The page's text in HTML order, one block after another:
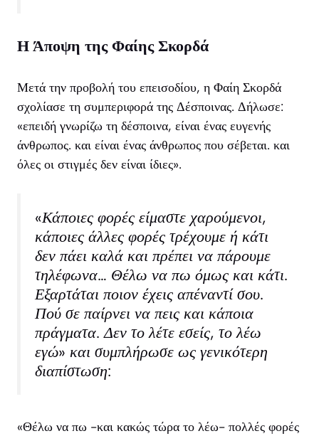
Η Άποψη της Φαίης Σκορδά
Μετά την προβολή του επεισοδίου, η Φαίη Σκορδά
σχολίασε τη συμπεριφορά της Δέσποινας. Δήλωσε:
«επειδή γνωρίζω τη δέσποινα, είναι ένας ευγενής
άνθρωπος. και είναι ένας άνθρωπος που σέβεται. και
όλες οι στιγμές δεν είναι ίδιες».
«Κάποιες φορές είμαστε χαρούμενοι,
κάποιες άλλες φορές τρέχουμε ή κάτι
δεν πάει καλά και πρέπει να πάρουμε
τηλέφωνα… Θέλω να πω όμως και κάτι.
Εξαρτάται ποιον έχεις απέναντί σου.
Πού σε παίρνει να πεις και κάποια
πράγματα. Δεν το λέτε εσείς, το λέω
εγώ» και συμπλήρωσε ως γενικότερη
διαπίστωση:
«Θέλω να πω -και κακώς τώρα το λέω- πολλές φορές